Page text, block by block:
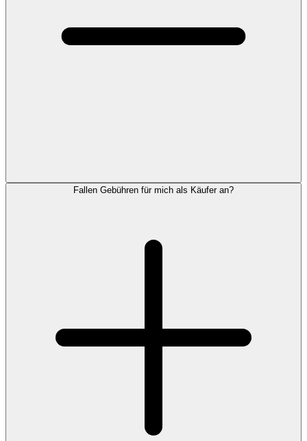
Fallen Gebühren für mich als Käufer an?